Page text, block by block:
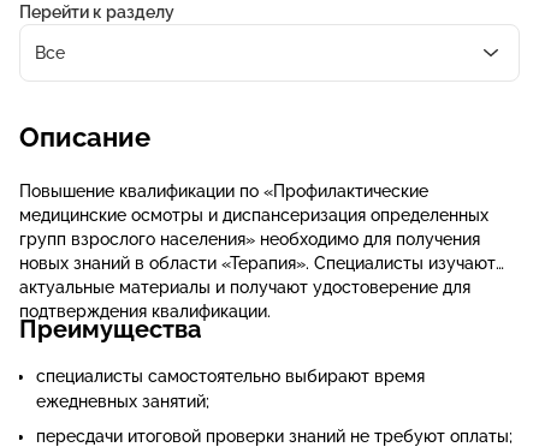
Перейти к разделу
Все
Описание
Повышение квалификации по «Профилактические
медицинские осмотры и диспансеризация определенных
групп взрослого населения» необходимо для получения
новых знаний в области «Терапия». Специалисты изучают
актуальные материалы и получают удостоверение для
подтверждения квалификации.
Преимущества
специалисты самостоятельно выбирают время
ежедневных занятий;
пересдачи итоговой проверки знаний не требуют оплаты;